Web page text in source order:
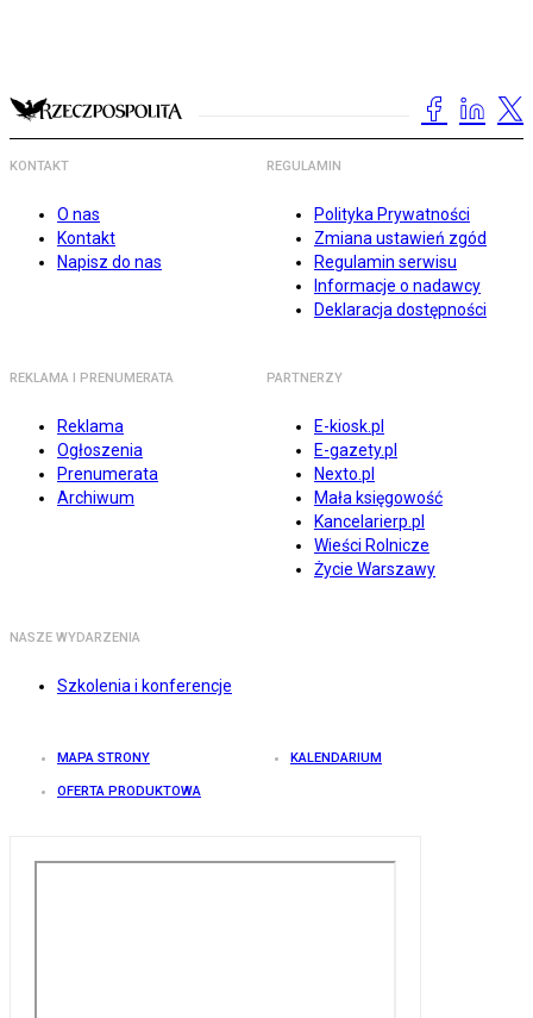
KONTAKT
O nas
Kontakt
Napisz do nas
REGULAMIN
Polityka Prywatności
Zmiana ustawień zgód
Regulamin serwisu
Informacje o nadawcy
Deklaracja dostępności
REKLAMA I PRENUMERATA
Reklama
Ogłoszenia
Prenumerata
Archiwum
PARTNERZY
E-kiosk.pl
E-gazety.pl
Nexto.pl
Mała księgowość
Kancelarierp.pl
Wieści Rolnicze
Życie Warszawy
NASZE WYDARZENIA
Szkolenia i konferencje
MAPA STRONY KALENDARIUM
OFERTA PRODUKTOWA